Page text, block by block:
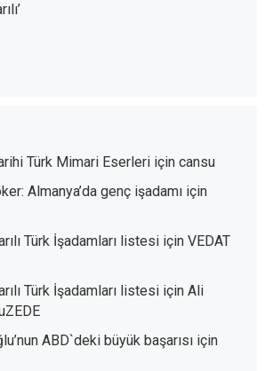
Türk Mimari Eserleriiçin cansu
Almanya’da genç işadamıiçin
Türk İşadamları listesiiçin VEDAT
Türk İşadamları listesiiçin Ali
ABD`deki büyük başarısıiçin